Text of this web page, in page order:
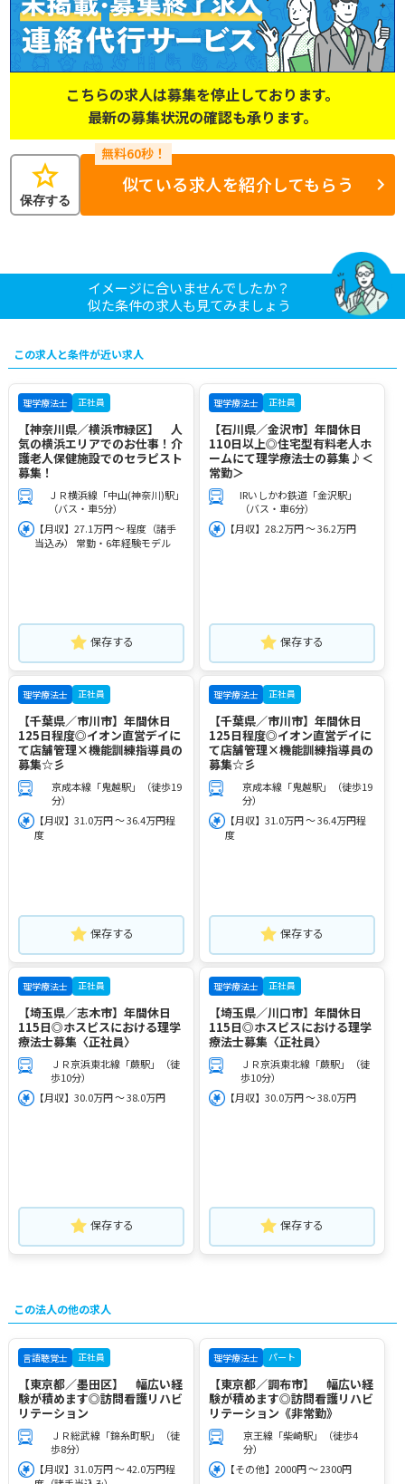
こちらの求人は募集を停止しております。
最新の募集状況の確認も承ります。
star
保存する
似ている求人を紹介してもらう
イメージに合いませんでしたか？
似た条件の求人も見てみましょう
この求人と条件が近い求人
理学療法士 正社員
【神奈川県／横浜市緑区】 人
気の横浜エリアでのお仕事！介
護老人保健施設でのセラピスト
募集！
ＪＲ横浜線「中山(神奈川)駅」
（バス・車5分）
【月収】27.1万円 ～ 程度（諸手
当込み） 常勤・6年経験モデル
保存する
理学療法士 正社員
【石川県／金沢市】年間休日
110日以上◎住宅型有料老人ホ
ームにて理学療法士の募集♪＜
常勤＞
IRいしかわ鉄道「金沢駅」
（バス・車6分）
【月収】28.2万円 ～ 36.2万円
保存する
理学療法士 正社員
【千葉県／市川市】年間休日
125日程度◎イオン直営デイに
て店舗管理×機能訓練指導員の
募集☆彡
京成本線「鬼越駅」（徒歩19
分）
【月収】31.0万円 ～ 36.4万円程
度
保存する
理学療法士 正社員
【千葉県／市川市】年間休日
125日程度◎イオン直営デイに
て店舗管理×機能訓練指導員の
募集☆彡
京成本線「鬼越駅」（徒歩19
分）
【月収】31.0万円 ～ 36.4万円程
度
保存する
理学療法士 正社員
【埼玉県／志木市】年間休日
115日◎ホスピスにおける理学
療法士募集〈正社員〉
ＪＲ京浜東北線「蕨駅」（徒
歩10分）
【月収】30.0万円 ～ 38.0万円
保存する
理学療法士 正社員
【埼玉県／川口市】年間休日
115日◎ホスピスにおける理学
療法士募集〈正社員〉
ＪＲ京浜東北線「蕨駅」（徒
歩10分）
【月収】30.0万円 ～ 38.0万円
保存する
この法人の他の求人
言語聴覚士 正社員
【東京都／墨田区】 幅広い経
験が積めます◎訪問看護リハビ
リテーション
ＪＲ総武線「錦糸町駅」（徒
歩8分）
【月収】31.0万円 ～ 42.0万円程
理学療法士 パート
【東京都／調布市】 幅広い経
験が積めます◎訪問看護リハビ
リテーション《非常勤》
京王線「柴崎駅」（徒歩4
分）
【その他】2000円 ～ 2300円